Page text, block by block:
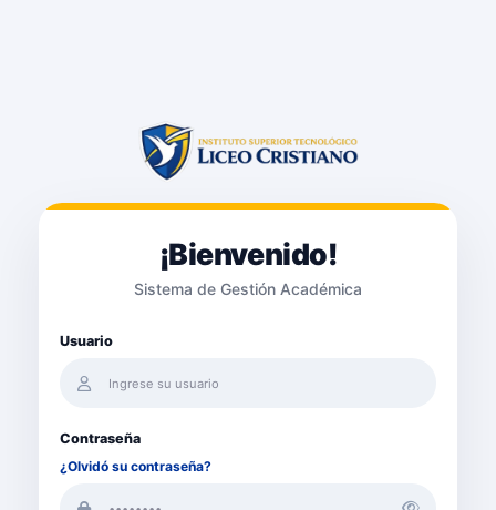
¡Bienvenido!
Sistema de Gestión Académica
Usuario
Contraseña
¿Olvidó su contraseña?